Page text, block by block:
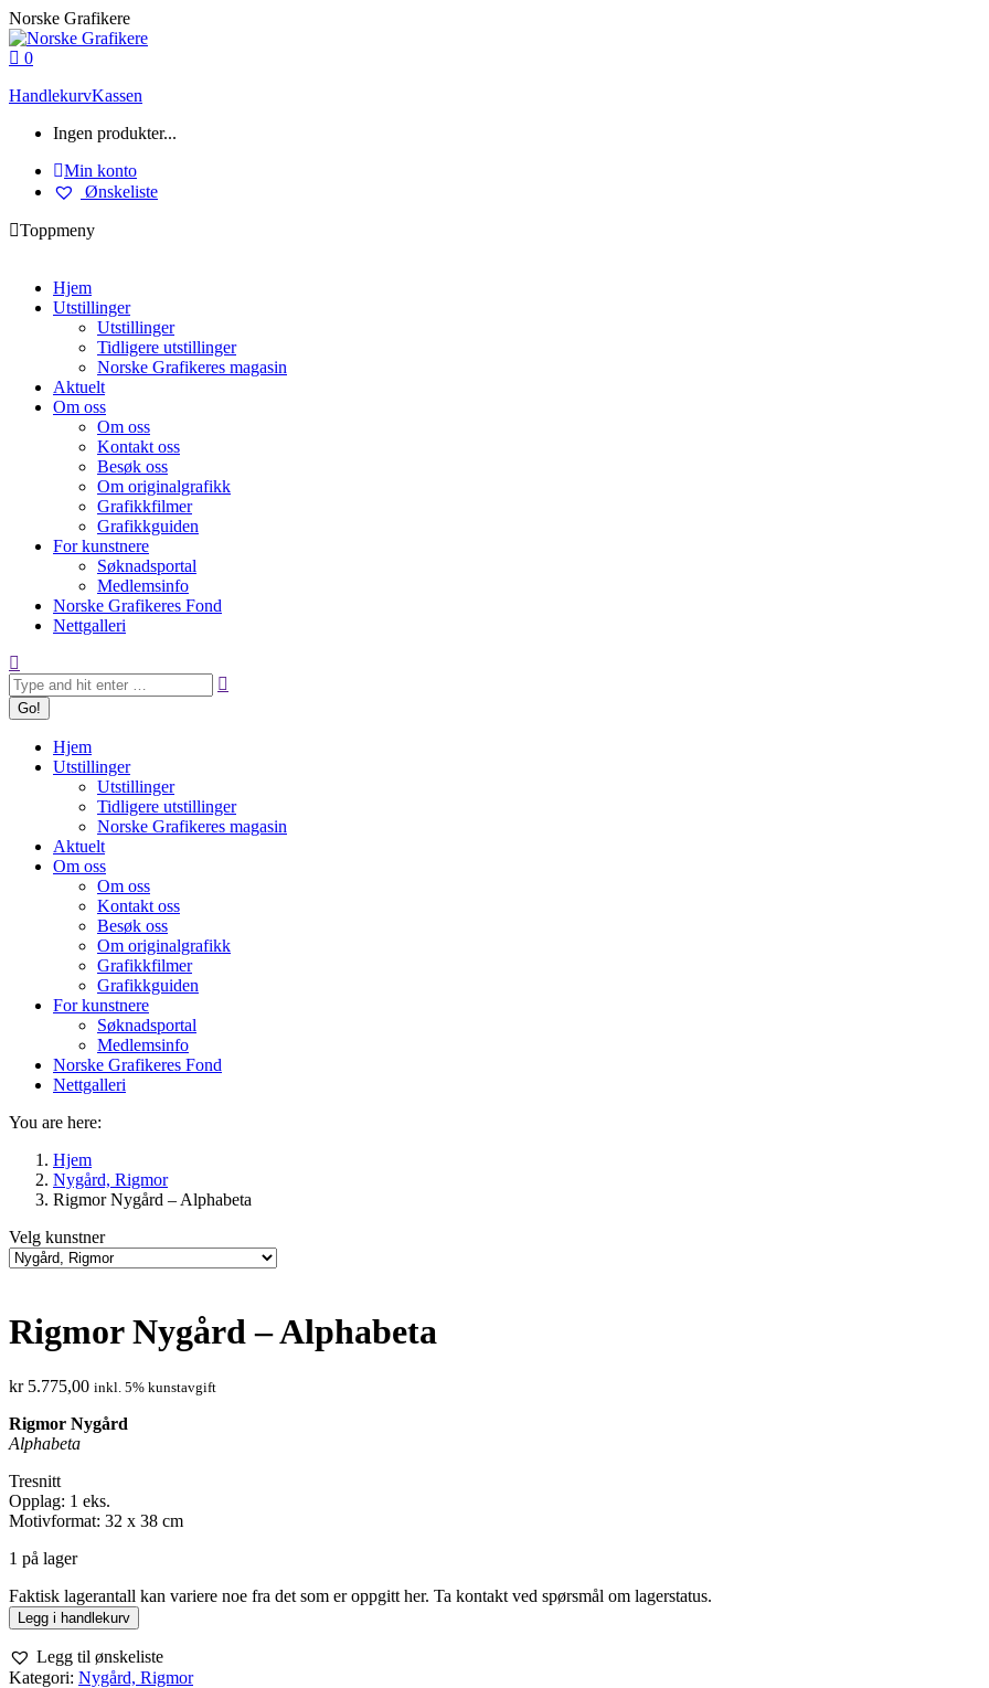
Skip
to
content
Norske Grafikere
0
HandlekurvKassen
Ingen produkter...
Min konto
Ønskeliste
Toppmeny
Hjem
Utstillinger
Utstillinger
Tidligere utstillinger
Norske Grafikeres magasin
Aktuelt
Om oss
Om oss
Kontakt oss
Besøk oss
Om originalgrafikk
Grafikkfilmer
Grafikkguiden
For kunstnere
Søknadsportal
Medlemsinfo
Norske Grafikeres Fond
Nettgalleri
Search:
Hjem
Utstillinger
Utstillinger
Tidligere utstillinger
Norske Grafikeres magasin
Aktuelt
Om oss
Om oss
Kontakt oss
Besøk oss
Om originalgrafikk
Grafikkfilmer
Grafikkguiden
For kunstnere
Søknadsportal
Medlemsinfo
Norske Grafikeres Fond
Nettgalleri
You are here:
Hjem
Nygård, Rigmor
Rigmor Nygård – Alphabeta
Velg kunstner
Rigmor Nygård – Alphabeta
kr5.775,00 inkl. 5% kunstavgift
Rigmor Nygård
Alphabeta
Tresnitt
Opplag: 1 eks.
Motivformat: 32 x 38 cm
1 på lager
Faktisk lagerantall kan variere noe fra det som er oppgitt her. Ta kontakt ved spørsmål om lagerstatus.
Rigmor
Nygård
–
Alphabeta
Legg i handlekurv
Legg til ønskeliste
Kategori: Nygård, Rigmor